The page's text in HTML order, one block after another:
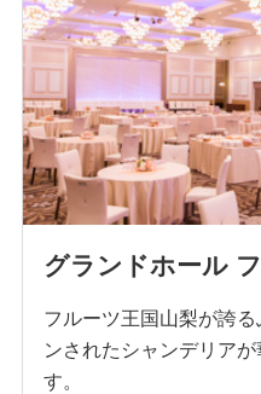
グランドホール
フルーツ王国山梨が誇
ンされたシャンデリア
す。